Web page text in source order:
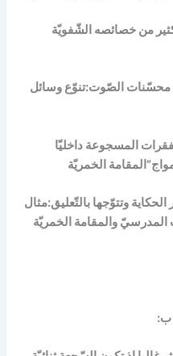
من خصائصه الشّفويّة
محسّنات الصّوت:تنوّع وسائل
المسجوعة داخليّا
الخمريّة
وتتوّجها بالتّعليق:مثال
ص68 من الكتاب المدرسيّ والمقامة الخمريّة
ب: